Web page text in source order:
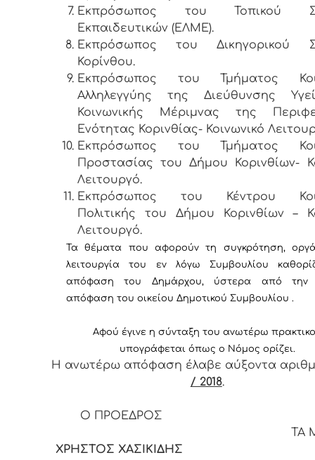
Εκπρόσωπος του Τοπικού
Εκπαιδευτικών (ΕΛΜΕ).
Εκπρόσωπος του Δικηγορικού
Κορίνθου.
Εκπρόσωπος του Τμήματος
Αλληλεγγύης της Διεύθυνσης
Κοινωνικής Μέριμνας της
Ενότητας Κορινθίας- Κοινωνικό
Εκπρόσωπος του Τμήματος
Προστασίας του Δήμου Κορινθίων-
Λειτουργό.
Εκπρόσωπος του Κέντρου
Πολιτικής του Δήμου Κορινθίων –
Λειτουργό.
Τα θέματα που αφορούν τη συγκρότηση,
λειτουργία του εν λόγω Συμβουλίου
απόφαση του Δημάρχου, ύστερα από την
απόφαση του οικείου Δημοτικού Συμβουλίου .
Αφού έγινε η σύνταξη του ανωτέρω
υπογράφεται όπως ο Νόμος ορίζει.
Η ανωτέρω απόφαση έλαβε αύξοντα
/ 2018.
Ο ΠΡΟΕΔΡΟΣ
ΤΑ
ΧΡΗΣΤΟΣ ΧΑΣΙΚΙΔΗΣ